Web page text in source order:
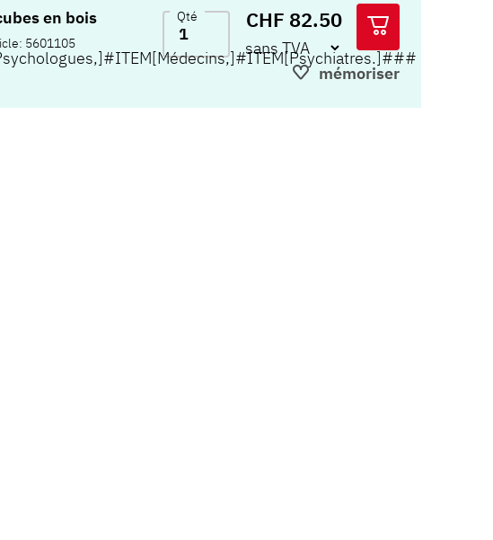
en bois
5601105
Qté CHF 82.50
mémoriser